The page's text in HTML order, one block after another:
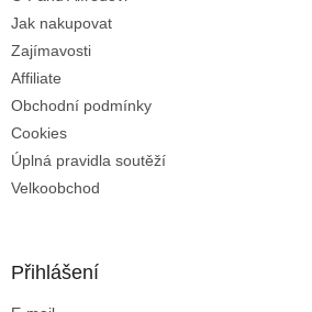
Jak nakupovat
Zajímavosti
Affiliate
Obchodní podmínky
Cookies
Úplná pravidla soutěží
Velkoobchod
Přihlášení